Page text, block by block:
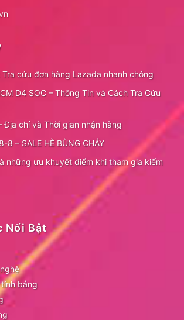
cứu đơn hàng Lazada nhanh chóng
D4 SOC – Thông Tin và Cách Tra Cứu
Địa chỉ và Thời gian nhận hàng
8 – SALE HÈ BÙNG CHÁY
những ưu khuyết điểm khi tham gia kiếm
Nổi Bật
bảng